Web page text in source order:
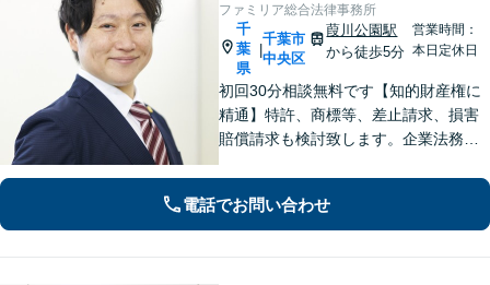
ファミリア総合法律事務所
千
葉
県
|
千葉市
中央区
葭川公園駅
から徒歩5分
営業時間：
本日定休日
初回30分相談無料です【知的財産権に
精通】特許、商標等、差止請求、損害
賠償請求も検討致します。企業法務・
な事案でも全力で対応します。千葉県
内に限らず、関東エリア内であれば出
張可
電話でお問い合わせ